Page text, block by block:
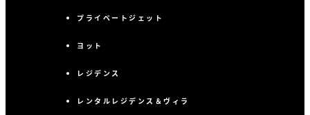
プライベートジェット
ヨット
レジデンス
レンタルレジデンス＆ヴィラ